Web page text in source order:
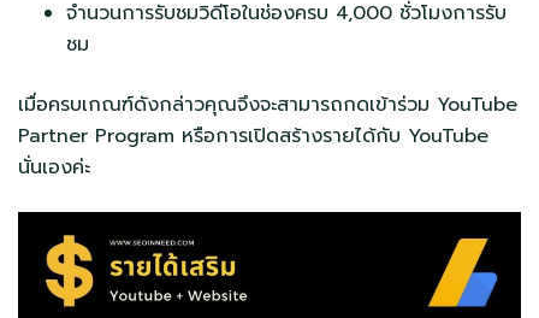
จำนวนการรับชมวิดีโอในช่องครบ 4,000 ชั่วโมงการรับ
ชม
เมื่อครบเกณฑ์ดังกล่าวคุณจึงจะสามารถกดเข้าร่วม YouTube
Partner Program หรือการเปิดสร้างรายได้กับ YouTube
นั่นเองค่ะ